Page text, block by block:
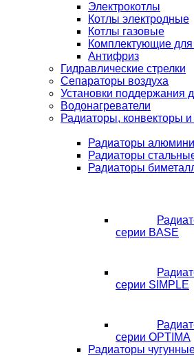
Электрокотлы
Котлы электродные
Котлы газовые
Комплектующие для
Антифриз
Гидравлические стрелки
Сепараторы воздуха
Установки поддержания
Водонагреватели
Радиаторы, конвекторы
Радиаторы
Радиаторы
Радиаторы
серии BASE
серии SIMPLE
серии OPTIMA
Радиаторы